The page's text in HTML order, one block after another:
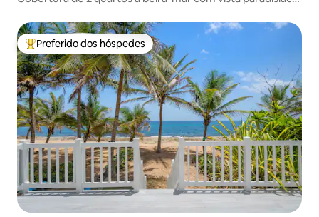
Entre os melhores preferidos dos hóspedes
Preferido dos hóspedes